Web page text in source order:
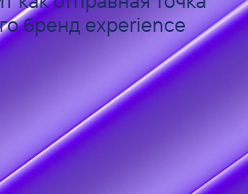
бренд experience